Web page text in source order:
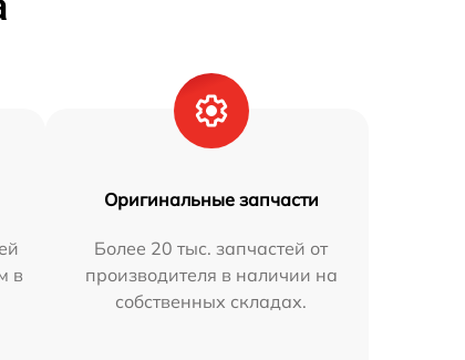
в
Оригинальные запчасти
Более 20 тыс. запчастей от
производителя в наличии на
собственных складах.